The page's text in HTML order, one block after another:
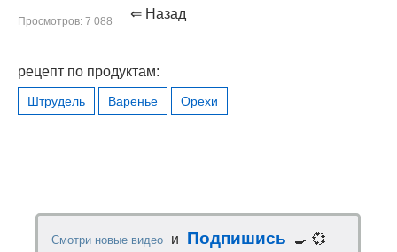
Просмотров: 7 088 ⇐ Назад
рецепт по продуктам:
Штрудель Варенье Орехи
Смотри новые видео и Подпишись
🍳 💞